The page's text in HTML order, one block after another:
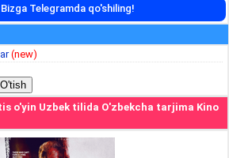
Bizga Telegramda qo'shiling!
(new)
o'yin Uzbek tilida O'zbekcha tarjima Kino